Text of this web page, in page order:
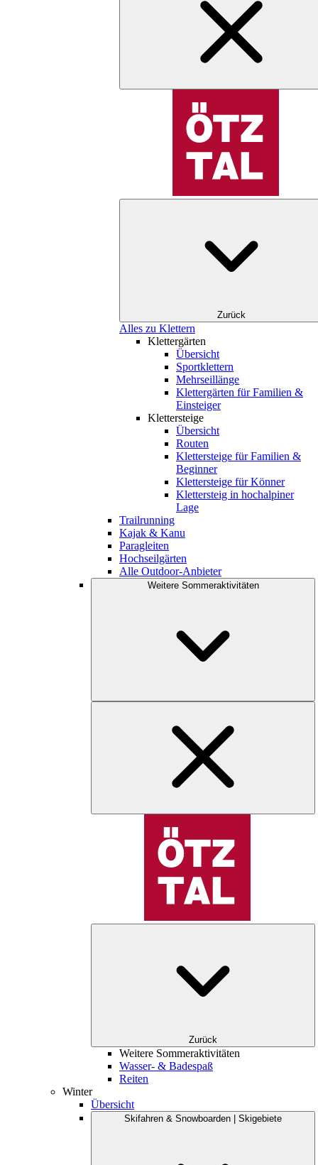
Zurück
Alles zu Klettern
Klettergärten
Übersicht
Sportklettern
Mehrseillänge
Klettergärten für Familien &
Einsteiger
Klettersteige
Übersicht
Routen
Klettersteige für Familien &
Beginner
Klettersteige für Könner
Klettersteig in hochalpiner
Lage
Trailrunning
Kajak & Kanu
Paragleiten
Hochseilgärten
Alle Outdoor-Anbieter
Weitere Sommeraktivitäten
Zurück
Weitere Sommeraktivitäten
Wasser- & Badespaß
Reiten
Winter
Übersicht
Skifahren & Snowboarden | Skigebiete